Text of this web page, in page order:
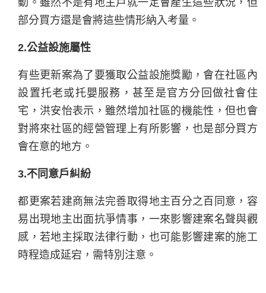
部分買方還是會將這些情形納入考量。
2.公益設施屬性
有些更新案為了要獲取公益設施獎勵，會在社區內
設置托老或托嬰服務，甚至是官方分回做社會住
宅，洪安怡表示，雖然增加社區的機能性，但也會
對將來社區的經營管理上有所影響，也是部分買方
會在意的地方。
3.不同意戶糾紛
都更案若建商無法完善取得地主百分之百同意，容
易出現地主出面抗爭情事，一來影響建案名聲與觀
感，若地主採取法律行動，也可能影響建案的施工
時程造成延宕，需特別注意。